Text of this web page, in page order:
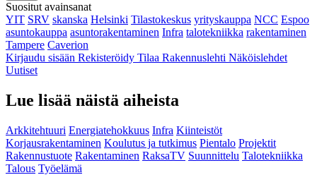
Suositut avainsanat
YIT SRV skanska Helsinki Tilastokeskus yrityskauppa NCC Espoo
asuntokauppa asuntorakentaminen Infra talotekniikka rakentaminen
Tampere Caverion
Kirjaudu sisään Rekisteröidy Tilaa Rakennuslehti Näköislehdet
Uutiset
Lue lisää näistä aiheista
Arkkitehtuuri Energiatehokkuus Infra Kiinteistöt
Korjausrakentaminen Koulutus ja tutkimus Pientalo Projektit
Rakennustuote Rakentaminen RaksaTV Suunnittelu Talotekniikka
Talous Työelämä